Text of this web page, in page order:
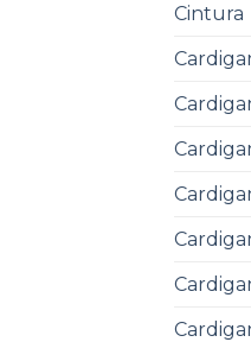
Cintura